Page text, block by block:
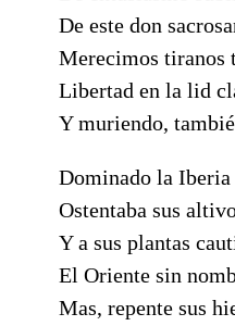
De este don
Merecimos tiranos
Libertad en la lid
Y muriendo,
Dominado la Iberia
Ostentaba sus
Y a sus plantas
El Oriente sin
Mas, repente sus